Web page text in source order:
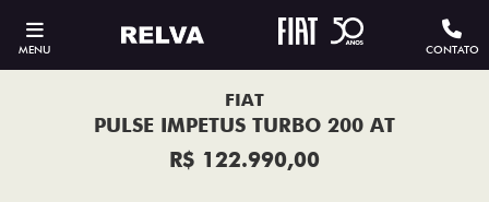
MENU CONTATO
FIAT
PULSE IMPETUS TURBO 200 AT
R$ 122.990,00